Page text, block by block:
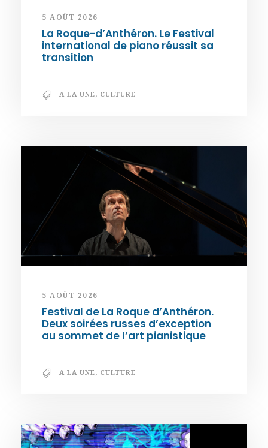
5 AOÛT 2026
La Roque-d’Anthéron. Le Festival
international de piano réussit sa
transition
A LA UNE, CULTURE
5 AOÛT 2026
Festival de La Roque d’Anthéron.
Deux soirées russes d’exception
au sommet de l’art pianistique
A LA UNE, CULTURE